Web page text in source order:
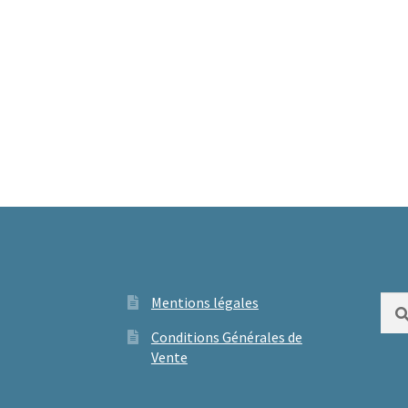
Mentions légales
Conditions Générales de
Vente